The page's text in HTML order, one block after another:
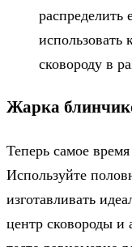
использовать
сковороду в
Жарка
Теперь самое
Используйте
изготавливать
центр сковороды и